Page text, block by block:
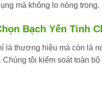
mà không lo nóng trong.
Bạch Yến Tinh
là thương hiệu mà còn là
Chúng tôi kiểm soát toàn